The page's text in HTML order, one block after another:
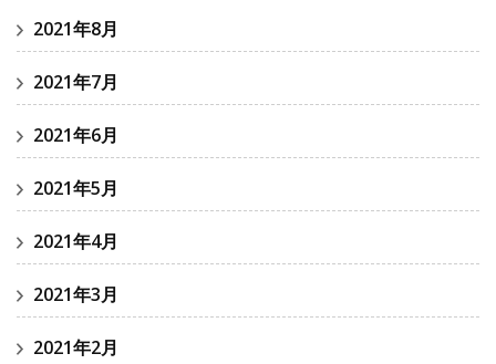
2021年8月
2021年7月
2021年6月
2021年5月
2021年4月
2021年3月
2021年2月